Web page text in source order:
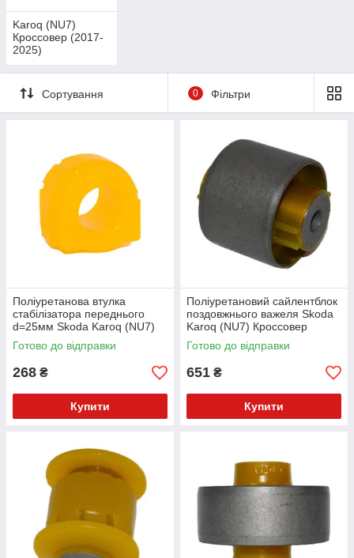
Karoq (NU7)
Кроссовер (2017-
2025)
Сортування 0 Фільтри
Поліуретанова втулка
стабілізатора переднього
d=25мм Skoda Karoq (NU7)
Кроссовер (2017-2025) v17
Готово до відправки
268 ₴
Купити
Поліуретановий сайлентблок
поздовжнього важеля Skoda
Karoq (NU7) Кроссовер
(2017-2025) v17
Готово до відправки
651 ₴
Купити